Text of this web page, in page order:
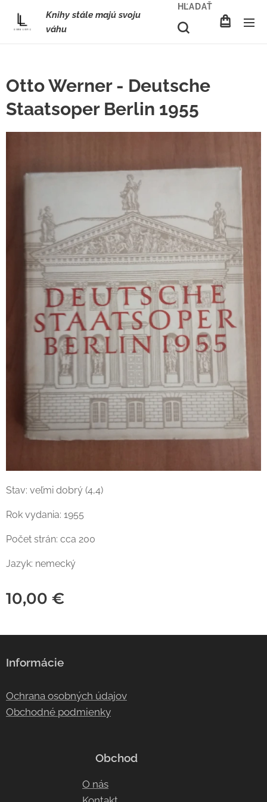
Knihy stále majú svoju
váhu
HĽADAŤ
Otto Werner - Deutsche
Staatsoper Berlin 1955
Stav: veľmi dobrý (4,4)
Rok vydania: 1955
Počet strán: cca 200
Jazyk: nemecký
10,00 €
Informácie
Ochrana osobných údajov
Obchodné podmienky
Obchod
O nás